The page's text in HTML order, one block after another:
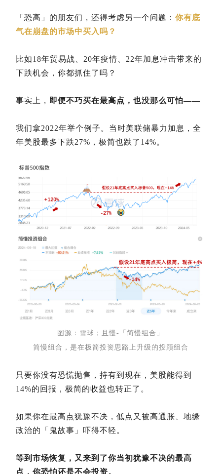
「恐高」的朋友们，还得考虑另一个问题： 你有底
气在崩盘的市场中买入吗？
比如18年贸易战、20年疫情、22年加息冲击带来的
下跌机会，你都抓住了吗？
事实上， 即便不巧买在最高点，也没那么可怕——
我们拿2022年举个例子。当时美联储暴力加息，全
年美股最多下跌27%，极简也跌了14%。
图源：雪球；且慢-「简慢组合」
简慢组合，是在极简投资思路上升级的投顾组合
只要你没有恐慌抛售，持有到现在，美股能得到
14%的回报，极简的收益也转正了。
如果你在最高点犹豫不决，低点又被高通胀、地缘
政治的「鬼故事」吓得不轻。
等到市场恢复，又来到了你当初犹豫不决的最高
点，你恐怕还是不会投资。